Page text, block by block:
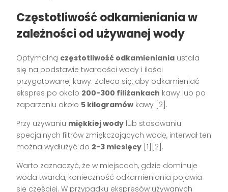
Częstotliwość odkamieniania w
zależności od używanej wody
Optymalną częstotliwość odkamieniania ustala
się na podstawie twardości wody i ilości
przygotowanej kawy. Zaleca się, aby odkamieniać
ekspres po około 200-300 filiżankach kawy lub po
zaparzeniu około 5 kilogramów kawy [2].
Przy używaniu miękkiej wody lub stosowaniu
specjalnych filtrów zmiękczających wodę, interwał ten
można wydłużyć do 2-3 miesięcy [1][2].
Warto zaznaczyć, że w miejscach, gdzie dominuje
woda twarda, konieczność odkamieniania pojawia
się częściej. W przypadku ekspresów używanych